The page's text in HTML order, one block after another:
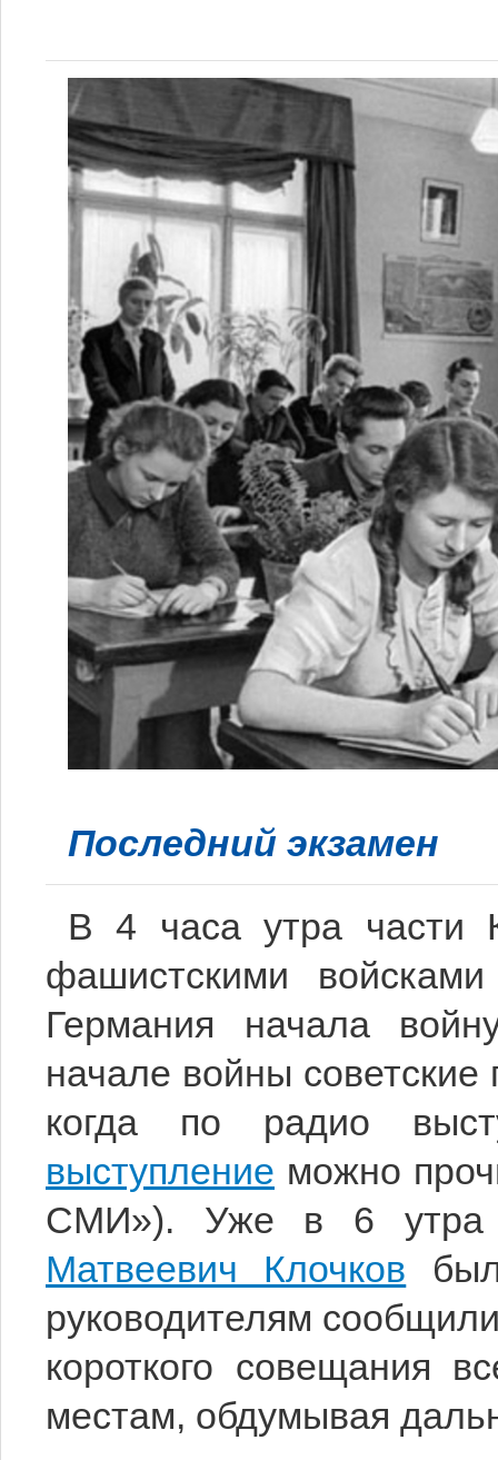
Последний экзамен
В 4 часа утра части
фашистскими
Германия начала
начале войны
когда по радио
выступление можно
СМИ»). Уже в 6 утра
Матвеевич Клочков
руководителям
короткого совещания
местам, обдумывая